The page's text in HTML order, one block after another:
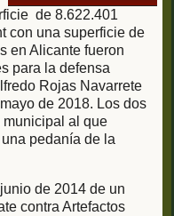
de 8.622.401
con una superficie de
en Alicante fueron
para la defensa
Rojas Navarrete
de 2018. Los dos
municipal al que
pedanía de la
de 2014 de un
contra Artefactos